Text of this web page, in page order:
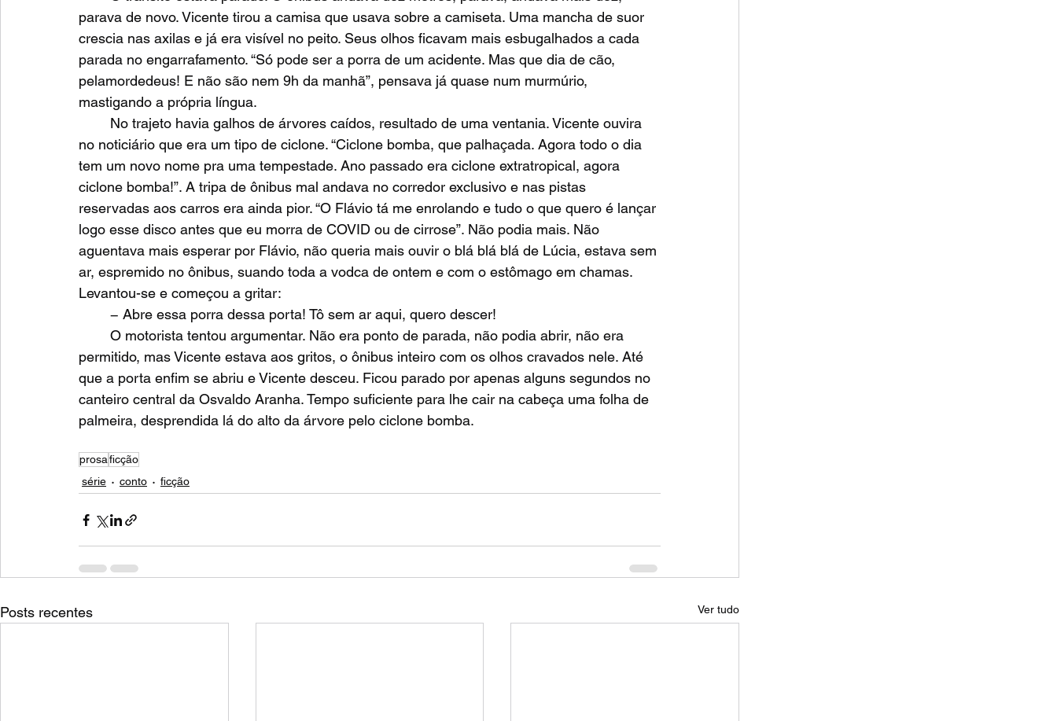
parava de novo. Vicente tirou a camisa que usava sobre a camiseta. Uma mancha de suor
crescia nas axilas e já era visível no peito. Seus olhos ficavam mais esbugalhados a cada
parada no engarrafamento. “Só pode ser a porra de um acidente. Mas que dia de cão,
pelamordedeus! E não são nem 9h da manhã”, pensava já quase num murmúrio,
mastigando a própria língua.
no noticiário que era um tipo de ciclone. “Ciclone bomba, que palhaçada. Agora todo o dia
tem um novo nome pra uma tempestade. Ano passado era ciclone extratropical, agora
ciclone bomba!”. A tripa de ônibus mal andava no corredor exclusivo e nas pistas
reservadas aos carros era ainda pior. “O Flávio tá me enrolando e tudo o que quero é lançar
logo esse disco antes que eu morra de COVID ou de cirrose”. Não podia mais. Não
aguentava mais esperar por Flávio, não queria mais ouvir o blá blá blá de Lúcia, estava sem
ar, espremido no ônibus, suando toda a vodca de ontem e com o estômago em chamas.
Levantou-se e começou a gritar:
	− Abre essa porra dessa porta! Tô sem ar aqui, quero descer!
permitido, mas Vicente estava aos gritos, o ônibus inteiro com os olhos cravados nele. Até
que a porta enfim se abriu e Vicente desceu. Ficou parado por apenas alguns segundos no
canteiro central da Osvaldo Aranha. Tempo suficiente para lhe cair na cabeça uma folha de
palmeira, desprendida lá do alto da árvore pelo ciclone bomba.
prosaficção
série
conto ficção
Posts recentes Ver tudo